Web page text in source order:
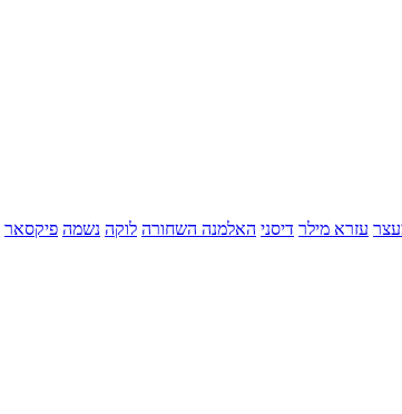
עזרא מילר דיסני האלמנה השחורה לוקה נשמה פיקסאר